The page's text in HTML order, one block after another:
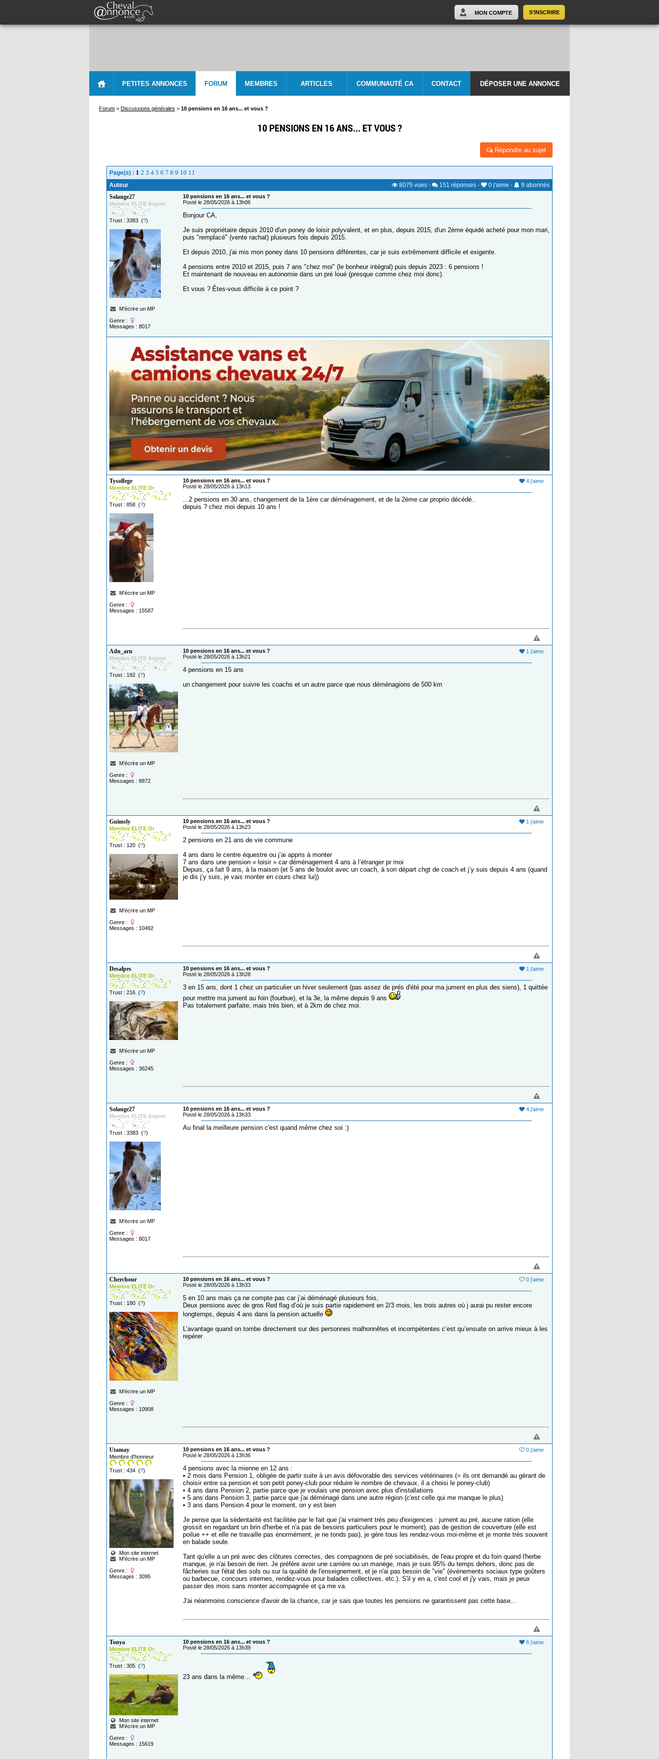
S'INSCRIRE
MON COMPTE
PETITES ANNONCES FORUM MEMBRES ARTICLES COMMUNAUTÉ CA CONTACT DÉPOSER UNE ANNONCE
Forum > Discussions générales > 10 pensions en 16 ans... et vous ?
10 PENSIONS EN 16 ANS... ET VOUS ?
Répondre au sujet
Page(s) : 1 2 3 4 5 6 7 8 9 10 11
Auteur 8075 vues - 151 réponses - 0 j'aime - 9 abonnés
Solange27
Membre ELITE Argent
Trust : 3383 (?)
M'écrire un MP
Genre :
Messages : 8017
10 pensions en 16 ans... et vous ?
Posté le 28/05/2026 à 13h06
Bonjour CA,
Je suis propriétaire depuis 2010 d'un poney de loisir polyvalent, et en plus, depuis 2015, d'un 2ème équidé acheté pour mon mari,
puis "remplacé" (vente rachat) plusieurs fois depuis 2015.
Et depuis 2010, j'ai mis mon poney dans 10 pensions différentes, car je suis extrêmement difficile et exigente.
4 pensions entre 2010 et 2015, puis 7 ans "chez moi" (le bonheur intégral) puis depuis 2023 : 6 pensions !
Et maintenant de nouveau en autonomie dans un pré loué (presque comme chez moi donc).
Et vous ? Êtes-vous difficile à ce point ?
Tysolfege
Membre ELITE Or
Trust : 858 (?)
M'écrire un MP
Genre :
Messages : 15587
4 j'aime
10 pensions en 16 ans... et vous ?
Posté le 28/05/2026 à 13h13
...2 pensions en 30 ans, changement de la 1ère car déménagement, et de la 2ème car proprio décédé..
depuis ? chez moi depuis 10 ans !
Adn_arn
Membre ELITE Argent
Trust : 192 (?)
M'écrire un MP
Genre :
Messages : 8872
1 j'aime
10 pensions en 16 ans... et vous ?
Posté le 28/05/2026 à 13h21
4 pensions en 15 ans
un changement pour suivre les coachs et un autre parce que nous déménagions de 500 km
Guimsly
Membre ELITE Or
Trust : 120 (?)
M'écrire un MP
Genre :
Messages : 10492
1 j'aime
10 pensions en 16 ans... et vous ?
Posté le 28/05/2026 à 13h23
2 pensions en 21 ans de vie commune
4 ans dans le centre équestre ou j’ai appris à monter
7 ans dans une pension « loisir » car déménagement 4 ans à l’étranger pr moi
Depuis, ça fait 9 ans, à la maison (et 5 ans de boulot avec un coach, à son départ chgt de coach et j’y suis depuis 4 ans (quand
je dis j’y suis, je vais monter en cours chez lui))
Desalpes
Membre ELITE Or
Trust : 216 (?)
M'écrire un MP
Genre :
Messages : 36245
1 j'aime
10 pensions en 16 ans... et vous ?
Posté le 28/05/2026 à 13h28
3 en 15 ans, dont 1 chez un particulier un hiver seulement (pas assez de prés d'été pour ma jument en plus des siens), 1 quittée
pour mettre ma jument au foin (fourbue), et la 3e, la même depuis 9 ans
.
Pas totalement parfaite, mais très bien, et à 2km de chez moi.
Solange27
Membre ELITE Argent
Trust : 3383 (?)
M'écrire un MP
Genre :
Messages : 8017
4 j'aime
10 pensions en 16 ans... et vous ?
Posté le 28/05/2026 à 13h33
Au final la meilleure pension c'est quand même chez soi :)
Cherchour
Membre ELITE Or
Trust : 180 (?)
M'écrire un MP
Genre :
Messages : 10908
0 j'aime
10 pensions en 16 ans... et vous ?
Posté le 28/05/2026 à 13h33
5 en 10 ans mais ça ne compte pas car j’ai déménagé plusieurs fois,
Deux pensions avec de gros Red flag d’où je suis partie rapidement en 2/3 mois, les trois autres où j aurai pu rester encore
longtemps, depuis 4 ans dans la pension actuelle
L’avantage quand on tombe directement sur des personnes malhonnêtes et incompétentes c’est qu’ensuite on arrive mieux à les
repérer
Utamay
Membre d'honneur
Trust : 434 (?)
Mon site internet
M'écrire un MP
Genre :
Messages : 3095
0 j'aime
10 pensions en 16 ans... et vous ?
Posté le 28/05/2026 à 13h36
4 pensions avec la mienne en 12 ans :
• 2 mois dans Pension 1, obligée de partir suite à un avis défovorable des services vétérinaires (= ils ont demandé au gérant de
choisir entre sa pension et son petit poney-club pour réduire le nombre de chevaux, il a choisi le poney-club)
• 4 ans dans Pension 2, partie parce que je voulais une pension avec plus d'installations
• 5 ans dans Pension 3, partie parce que j'ai déménagé dans une autre région (c'est celle qui me manque le plus)
• 3 ans dans Pension 4 pour le moment, on y est bien
Je pense que la sédentarité est facilitée par le fait que j'ai vraiment très peu d'exigences : jument au pré, aucune ration (elle
grossit en regardant un brin d'herbe et n'a pas de besoins particuliers pour le moment), pas de gestion de couverture (elle est
poilue ++ et elle ne travaille pas énormément, je ne tonds pas), je gère tous les rendez-vous moi-même et je monte très souvent
en balade seule.
Tant qu'elle a un pré avec des clôtures correctes, des compagnons de pré sociabilisés, de l'eau propre et du foin quand l'herbe
manque, je n'ai besoin de rien. Je préfère avoir une carrière ou un manège, mais je suis 95% du temps dehors, donc pas de
fâcheries sur l'état des sols ou sur la qualité de l'enseignement, et je n'ai pas besoin de "vie" (événements sociaux type goûters
ou barbecue, concours internes, rendez-vous pour balades collectives, etc.). S'il y en a, c'est cool et j'y vais, mais je peux
passer des mois sans monter accompagnée et ça me va.
J'ai néanmoins conscience d'avoir de la chance, car je sais que toutes les pensions ne garantissent pas cette base...
Tonya
Membre ELITE Or
Trust : 305 (?)
Mon site internet
M'écrire un MP
Genre :
Messages : 15619
6 j'aime
10 pensions en 16 ans... et vous ?
Posté le 28/05/2026 à 13h39
23 ans dans la même…